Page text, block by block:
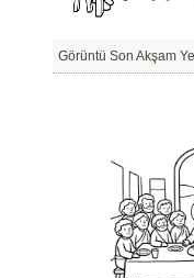
Görüntü Son Akşam